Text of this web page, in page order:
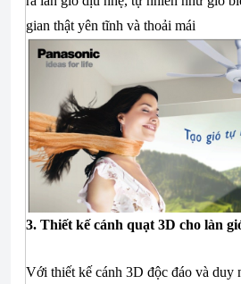
gian thật yên tĩnh và thoải mái
3. Thiết kế cánh quạt 3D cho làn
Với thiết kế cánh 3D độc đáo và duy